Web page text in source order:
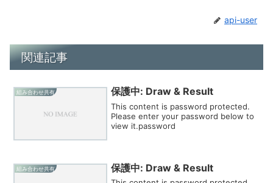
api-user
関連記事
組み合わせ共有 保護中: Draw & Result
This content is password protected.
Please enter your password below to
view it.password
組み合わせ共有 保護中: Draw & Result